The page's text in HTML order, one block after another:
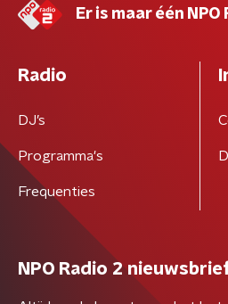
Er is maar één NPO
Radio
DJ’s
Programma's
Frequenties
NPO Radio 2